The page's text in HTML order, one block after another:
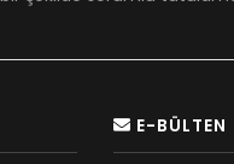
E-BÜLTEN